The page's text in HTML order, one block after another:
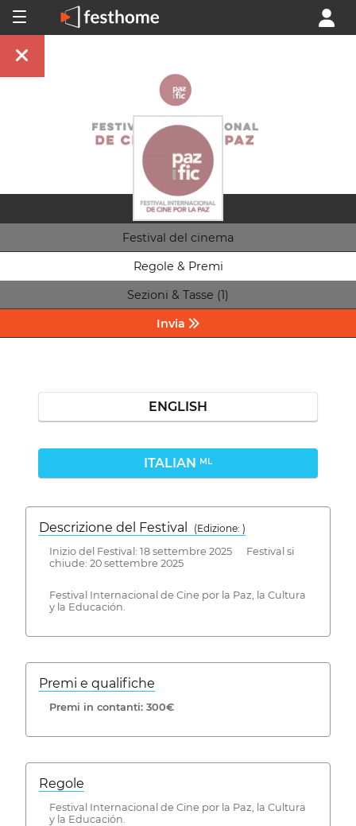
Festival del cinema
Regole & Premi
Sezioni & Tasse (1)
Invia
ENGLISH
ITALIAN ML
Descrizione del Festival
( Edizione: )
Inizio del Festival: 18 settembre 2025 Festival si
chiude: 20 settembre 2025
Festival Internacional de Cine por la Paz, la Cultura
y la Educación.
Premi e qualifiche
Premi in contanti: 300€
Regole
Festival Internacional de Cine por la Paz, la Cultura
y la Educación.